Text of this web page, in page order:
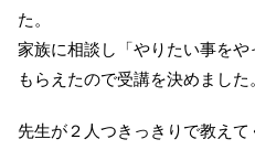
た。
家族に相談し「やりたい事を
もらえたので受講を決めました
先生が２人つきっきりで教え